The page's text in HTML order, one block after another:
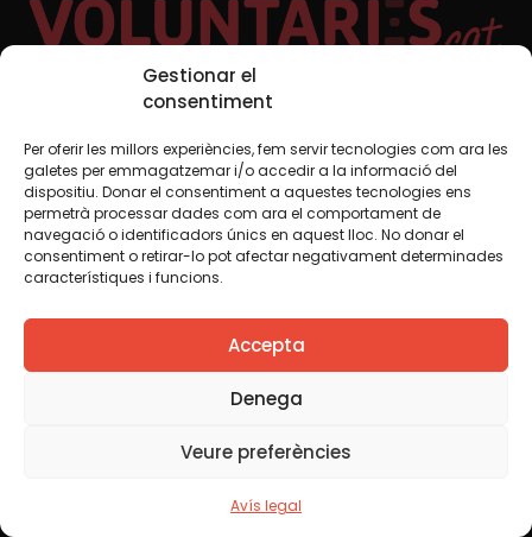
Gestionar el
consentiment
Per oferir les millors experiències, fem servir tecnologies com ara les
galetes per emmagatzemar i/o accedir a la informació del
dispositiu. Donar el consentiment a aquestes tecnologies ens
permetrà processar dades com ara el comportament de
navegació o identificadors únics en aquest lloc. No donar el
consentiment o retirar-lo pot afectar negativament determinades
característiques i funcions.
Accepta
Denega
Veure preferències
Avís legal
Xarxes Socials
TWT YTB IG FB IN
Avís legalPolítica de cookies
Creiem que el coneixement s’ha de compartir. Per això
fem servir una llicència Creative Commons, llevat que en
redistribuir, remesclar o transformar i crear els continguts
comercial. Només us demanem que reconegueu